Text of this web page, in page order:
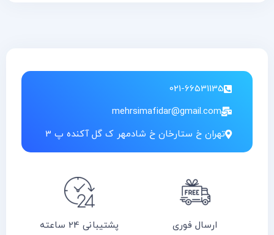
021-66531135
mehrsimafidar@gmail.com
تهران خ ستارخان خ شادمهر ک گل آکنده پ 3
ارسال فوری پشتیبانی 24 ساعته